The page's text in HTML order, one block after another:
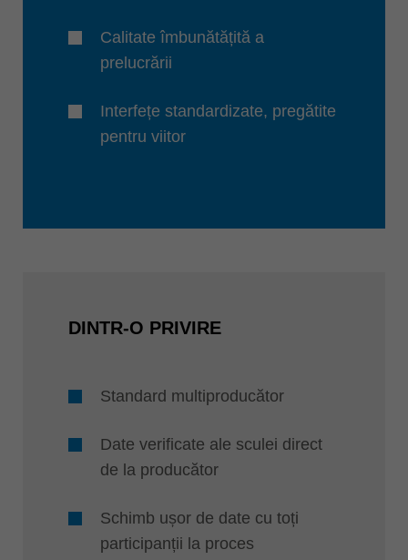
Calitate îmbunătățită a
prelucrării
Interfețe standardizate, pregătite
pentru viitor
DINTR-O PRIVIRE
Standard multiproducător
Date verificate ale sculei direct
de la producător
Schimb ușor de date cu toți
participanții la proces